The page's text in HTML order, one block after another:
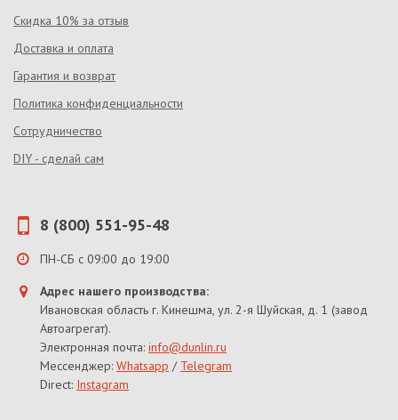
Скидка 10% за отзыв
Доставка и оплата
Гарантия и возврат
Политика конфиденциальности
Сотрудничество
DIY - сделай сам
8 (800) 551-95-48
ПН-СБ с 09:00 до 19:00
Адрес нашего производства:
Ивановская область г. Кинешма, ул. 2-я Шуйская, д. 1 (завод
Автоагрегат).
Электронная почта: info@dunlin.ru
Мессенджер: Whatsapp / Telegram
Direct: Instagram